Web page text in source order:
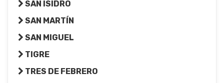
SAN ISIDRO
SAN MARTÍN
SAN MIGUEL
TIGRE
TRES DE FEBRERO